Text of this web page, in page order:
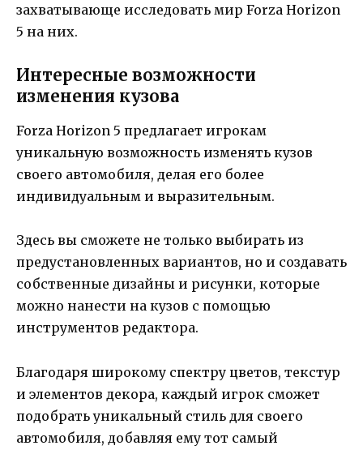
захватывающе исследовать мир Forza Horizon
5 на них.
Интересные возможности
изменения кузова
Forza Horizon 5 предлагает игрокам
уникальную возможность изменять кузов
своего автомобиля, делая его более
индивидуальным и выразительным.
Здесь вы сможете не только выбирать из
предустановленных вариантов, но и создавать
собственные дизайны и рисунки, которые
можно нанести на кузов с помощью
инструментов редактора.
Благодаря широкому спектру цветов, текстур
и элементов декора, каждый игрок сможет
подобрать уникальный стиль для своего
автомобиля, добавляя ему тот самый